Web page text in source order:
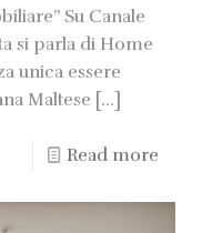
Su Canale
si parla di Home
unica essere
Maltese […]
Read more